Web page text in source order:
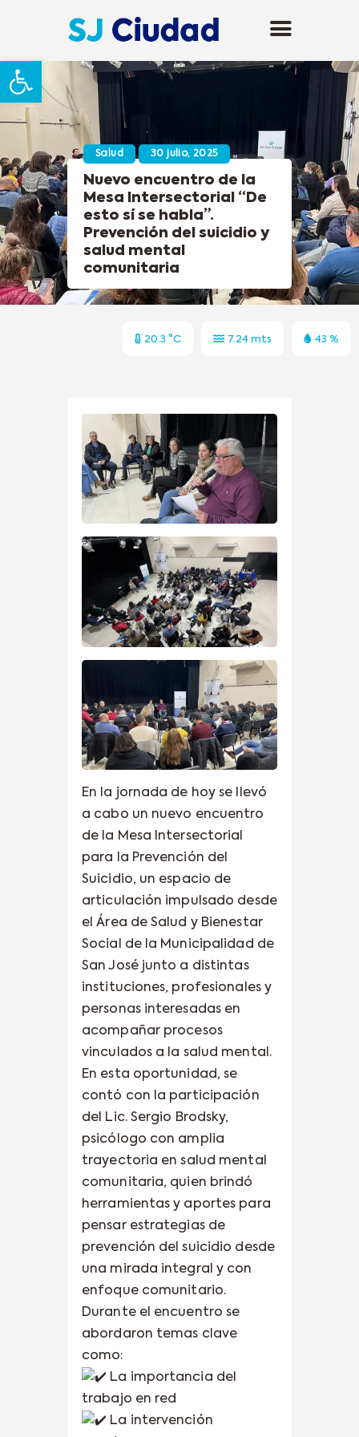
Abrir barra de herramientas
Salud 30 julio, 2025
Nuevo encuentro de la
Mesa Intersectorial “De
esto sí se habla”.
Prevención del suicidio y
salud mental
comunitaria
20.3 °C 7.24 mts 43 %
En la jornada de hoy se llevó
a cabo un nuevo encuentro
de la Mesa Intersectorial
para la Prevención del
Suicidio, un espacio de
articulación impulsado desde
el Área de Salud y Bienestar
Social de la Municipalidad de
San José junto a distintas
instituciones, profesionales y
personas interesadas en
acompañar procesos
vinculados a la salud mental.
En esta oportunidad, se
contó con la participación
del Lic. Sergio Brodsky,
psicólogo con amplia
trayectoria en salud mental
comunitaria, quien brindó
herramientas y aportes para
pensar estrategias de
prevención del suicidio desde
una mirada integral y con
enfoque comunitario.
Durante el encuentro se
abordaron temas clave
como:
La importancia del
trabajo en red
La intervención